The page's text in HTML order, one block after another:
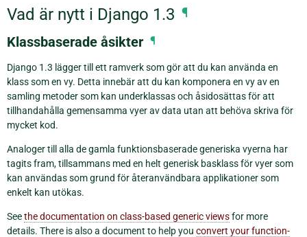
Vad är nytt i Django 1.3 ¶
Klassbaserade åsikter ¶
Django 1.3 lägger till ett ramverk som gör att du kan använda en
klass som en vy. Detta innebär att du kan komponera en vy av en
samling metoder som kan underklassas och åsidosättas för att
tillhandahålla gemensamma vyer av data utan att behöva skriva för
mycket kod.
Analoger till alla de gamla funktionsbaserade generiska vyerna har
tagits fram, tillsammans med en helt generisk basklass för vyer som
kan användas som grund för återanvändbara applikationer som
enkelt kan utökas.
Seethe documentation on class-based generic viewsfor more
details. There is also a document to help you convert your function-